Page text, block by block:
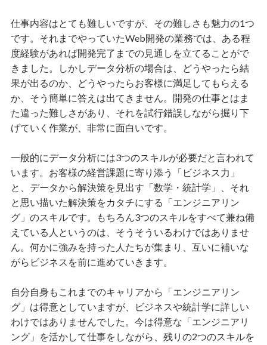
仕事内容はとても難しいですが、その難しさも魅力の1つ
です。それまでやっていたWeb開発の業務では、ある程
度経験があれば開発完了までの見通しを立てることがで
きました。しかしデータ分析の場合は、どうやったら結
果が出るのか、どうやったらお客様に満足してもらえる
か、そう簡単に答えは出てきません。開発の仕事とはま
た違った難しさがあり、それを試行錯誤しながら掘り下
げていく作業が、非常に面白いです。
一般的にデータ分析には3つのスキルが必要だと言われて
います。お客様の経営課題に寄り添う「ビジネス力」
と、データから解決策を見出す「数学・統計学」、それ
と思い描いた解決策をカタチにする「エンジニアリン
グ」のスキルです。もちろん3つのスキルをすべて兼ね備
えている人というのは、そうそういるわけではありませ
ん。何かに強みを持った人たちが集まり、互いに補いな
がらビジネスを前に進めていきます。
自分自身もこれまでのキャリアから「エンジニアリン
グ」は得意としていますが、ビジネスや統計学に詳しい
わけではありませんでした。今は得意な「エンジニアリ
ング」を活かして仕事をしながら、残りの2つのスキルを